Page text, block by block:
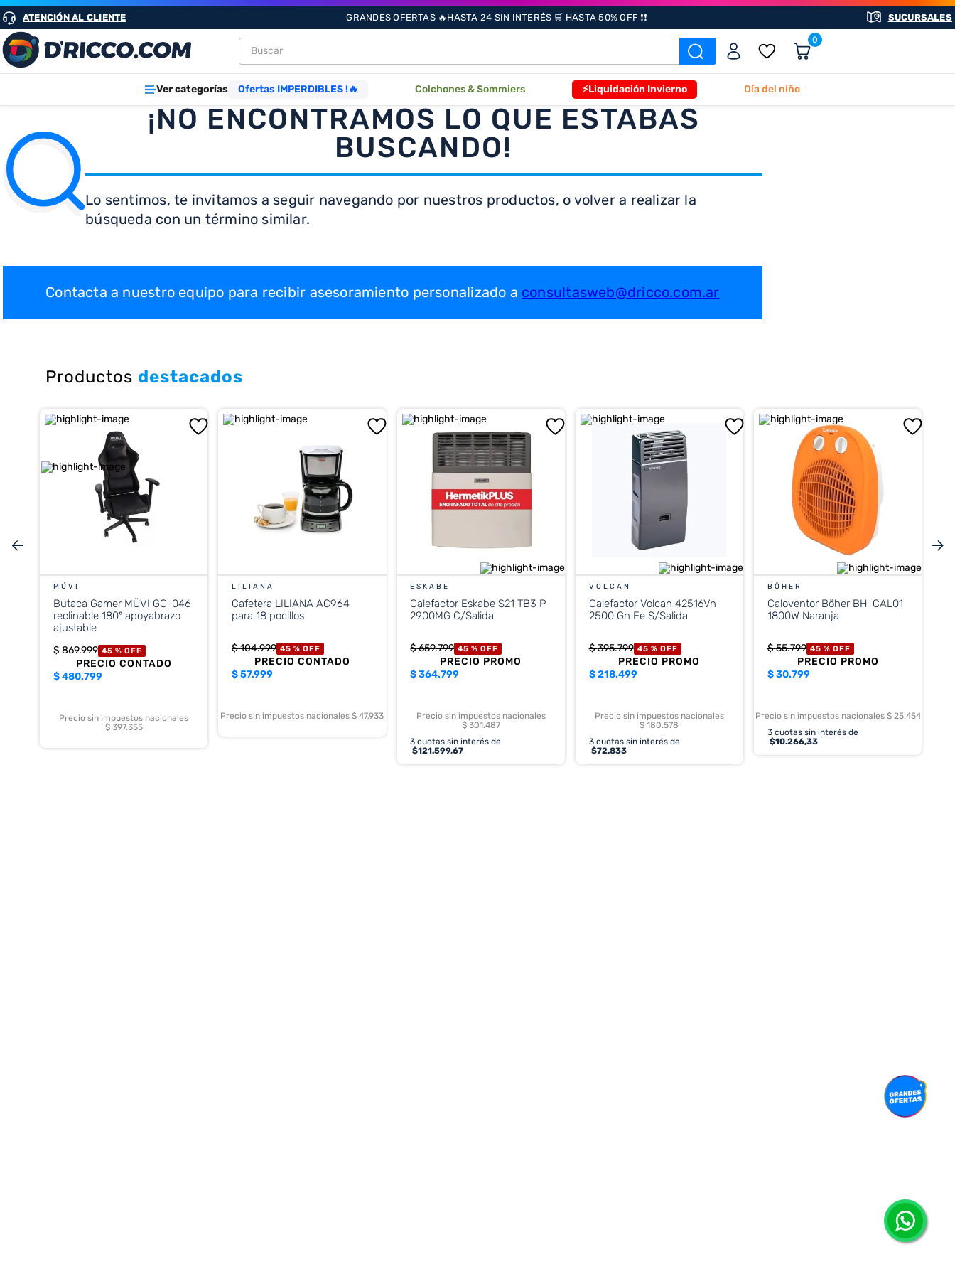
ATENCIÓN AL CLIENTE GRANDES OFERTAS 🔥HASTA 24 SIN INTERÉS 🛒 HASTA 50% OFF ❗❗ SUCURSALES
Buscar 0
Ver categorías Ofertas IMPERDIBLES !🔥 Colchones & Sommiers ⚡Liquidación Invierno Día del niño
¡NO ENCONTRAMOS LO QUE ESTABAS
BUSCANDO!
Lo sentimos, te invitamos a seguir navegando por nuestros productos, o volver a realizar la
búsqueda con un término similar.
Contacta a nuestro equipo para recibir asesoramiento personalizado a consultasweb@dricco.com.ar
Productos destacados
MÜVI
Butaca Gamer MÜVI GC-046
reclinable 180º apoyabrazo
ajustable
$869.999 45 % OFF
PRECIO CONTADO
$480.799
Precio sin impuestos nacionales
$ 397.355
LILIANA
Cafetera LILIANA AC964
para 18 pocillos
$104.999 45 % OFF
PRECIO CONTADO
$57.999
Precio sin impuestos nacionales $ 47.933
ESKABE
Calefactor Eskabe S21 TB3 P
2900MG C/Salida
$659.799 45 % OFF
PRECIO PROMO
$364.799
Precio sin impuestos nacionales
$ 301.487
3 cuotas sin interés de
$121.599,67
VOLCAN
Calefactor Volcan 42516Vn
2500 Gn Ee S/Salida
$395.799 45 % OFF
PRECIO PROMO
$218.499
Precio sin impuestos nacionales
$ 180.578
3cuotas sin interés de
$72.833
BÖHER
Caloventor Böher BH-CAL01
1800W Naranja
$55.799 45 % OFF
PRECIO PROMO
$30.799
Precio sin impuestos nacionales $ 25.454
3cuotas sin interés de
$10.266,33
TÉRMINOS MÁS BUSCADOS
1. heladeras
2. aires
4. cocinas
5 microondas
6